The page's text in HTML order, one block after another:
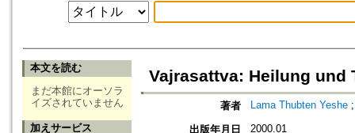
本文を読む
まだ本館にオーソラ
イズされていません
加えサービス
Vajrasattva: Heilung
著者 Lama Thubten Yeshe
出版年月日 2000.01